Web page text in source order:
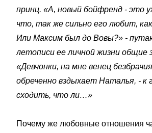
принц. «А, новый бойфренд - это
что, так же сильно его любит,
Или Максим был до Вовы?» -
летописи ее личной жизни общие
«Девчонки, на мне венец
обреченно вздыхает Наталья, - к
сходить, что ли…»
Почему же любовные отношения